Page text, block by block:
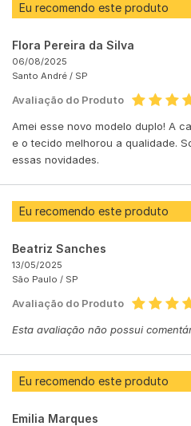
Eu recomendo este produto
Flora Pereira da Silva
06/08/2025
Santo André / SP
Avaliação do Produto
Amei esse novo modelo duplo! A
e o tecido melhorou a qualidade.
essas novidades.
Eu recomendo este produto
Beatriz Sanches
13/05/2025
São Paulo / SP
Avaliação do Produto
Esta avaliação não possui
Eu recomendo este produto
Emilia Marques